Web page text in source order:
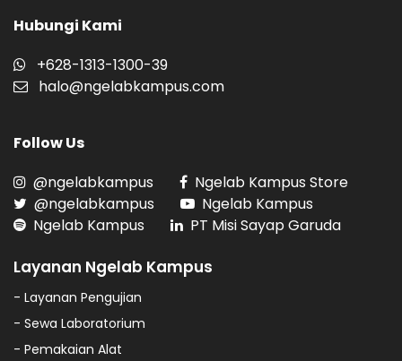
Hubungi Kami
+628-1313-1300-39
halo@ngelabkampus.com
Follow Us
@ngelabkampus
Ngelab Kampus Store
@ngelabkampus
Ngelab Kampus
Ngelab Kampus
PT Misi Sayap Garuda
Layanan Ngelab Kampus
- Layanan Pengujian
- Sewa Laboratorium
- Pemakaian Alat